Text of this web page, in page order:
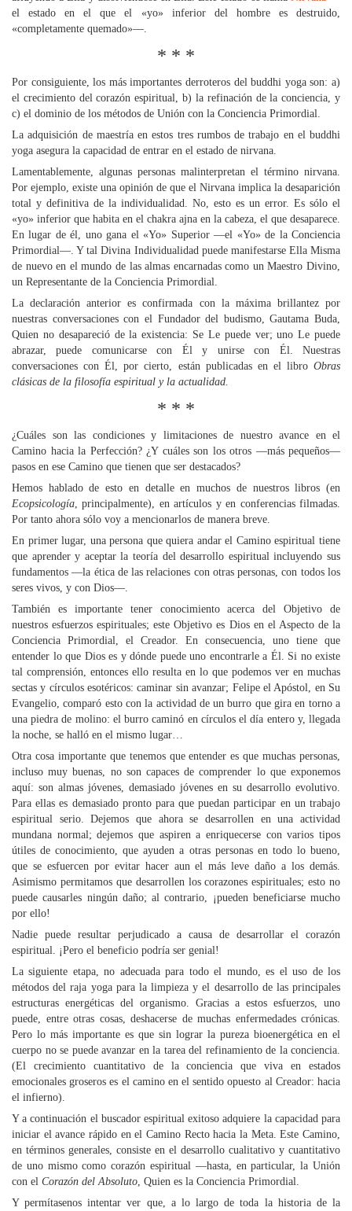
el estado en el que el «yo» inferior del hombre es destruido,
«completamente quemado»—.
* * *
Por consiguiente, los más importantes derroteros del buddhi yoga son: a)
el crecimiento del corazón espiritual, b) la refinación de la conciencia, y
c) el dominio de los métodos de Unión con la Conciencia Primordial.
La adquisición de maestría en estos tres rumbos de trabajo en el buddhi
yoga asegura la capacidad de entrar en el estado de nirvana.
Lamentablemente, algunas personas malinterpretan el término nirvana.
Por ejemplo, existe una opinión de que el Nirvana implica la desaparición
total y definitiva de la individualidad. No, esto es un error. Es sólo el
«yo» inferior que habita en el chakra ajna en la cabeza, el que desaparece.
En lugar de él, uno gana el «Yo» Superior —el «Yo» de la Conciencia
Primordial—. Y tal Divina Individualidad puede manifestarse Ella Misma
de nuevo en el mundo de las almas encarnadas como un Maestro Divino,
un Representante de la Conciencia Primordial.
La declaración anterior es confirmada con la máxima brillantez por
nuestras conversaciones con el Fundador del budismo, Gautama Buda,
Quien no desapareció de la existencia: Se Le puede ver; uno Le puede
abrazar, puede comunicarse con Él y unirse con Él. Nuestras
conversaciones con Él, por cierto, están publicadas en el libro Obras
clásicas de la filosofía espiritual y la actualidad.
* * *
¿Cuáles son las condiciones y limitaciones de nuestro avance en el
Camino hacia la Perfección? ¿Y cuáles son los otros —más pequeños—
pasos en ese Camino que tienen que ser destacados?
Hemos hablado de esto en detalle en muchos de nuestros libros (en
Ecopsicología, principalmente), en artículos y en conferencias filmadas.
Por tanto ahora sólo voy a mencionarlos de manera breve.
En primer lugar, una persona que quiera andar el Camino espiritual tiene
que aprender y aceptar la teoría del desarrollo espiritual incluyendo sus
fundamentos —la ética de las relaciones con otras personas, con todos los
seres vivos, y con Dios—.
También es importante tener conocimiento acerca del Objetivo de
nuestros esfuerzos espirituales; este Objetivo es Dios en el Aspecto de la
Conciencia Primordial, el Creador. En consecuencia, uno tiene que
entender lo que Dios es y dónde puede uno encontrarle a Él. Si no existe
tal comprensión, entonces ello resulta en lo que podemos ver en muchas
sectas y círculos esotéricos: caminar sin avanzar; Felipe el Apóstol, en Su
Evangelio, comparó esto con la actividad de un burro que gira en torno a
una piedra de molino: el burro caminó en círculos el día entero y, llegada
la noche, se halló en el mismo lugar…
Otra cosa importante que tenemos que entender es que muchas personas,
incluso muy buenas, no son capaces de comprender lo que exponemos
aquí: son almas jóvenes, demasiado jóvenes en su desarrollo evolutivo.
Para ellas es demasiado pronto para que puedan participar en un trabajo
espiritual serio. Dejemos que ahora se desarrollen en una actividad
mundana normal; dejemos que aspiren a enriquecerse con varios tipos
útiles de conocimiento, que ayuden a otras personas en todo lo bueno,
que se esfuercen por evitar hacer aun el más leve daño a los demás.
Asimismo permitamos que desarrollen los corazones espirituales; esto no
puede causarles ningún daño; al contrario, ¡pueden beneficiarse mucho
por ello!
Nadie puede resultar perjudicado a causa de desarrollar el corazón
espiritual. ¡Pero el beneficio podría ser genial!
La siguiente etapa, no adecuada para todo el mundo, es el uso de los
métodos del raja yoga para la limpieza y el desarrollo de las principales
estructuras energéticas del organismo. Gracias a estos esfuerzos, uno
puede, entre otras cosas, deshacerse de muchas enfermedades crónicas.
Pero lo más importante es que sin lograr la pureza bioenergética en el
cuerpo no se puede avanzar en la tarea del refinamiento de la conciencia.
(El crecimiento cuantitativo de la conciencia que viva en estados
emocionales groseros es el camino en el sentido opuesto al Creador: hacia
el infierno).
Y a continuación el buscador espiritual exitoso adquiere la capacidad para
iniciar el avance rápido en el Camino Recto hacia la Meta. Este Camino,
en términos generales, consiste en el desarrollo cualitativo y cuantitativo
de uno mismo como corazón espiritual —hasta, en particular, la Unión
con el Corazón del Absoluto, Quien es la Conciencia Primordial.
Y permítasenos intentar ver que, a lo largo de toda la historia de la